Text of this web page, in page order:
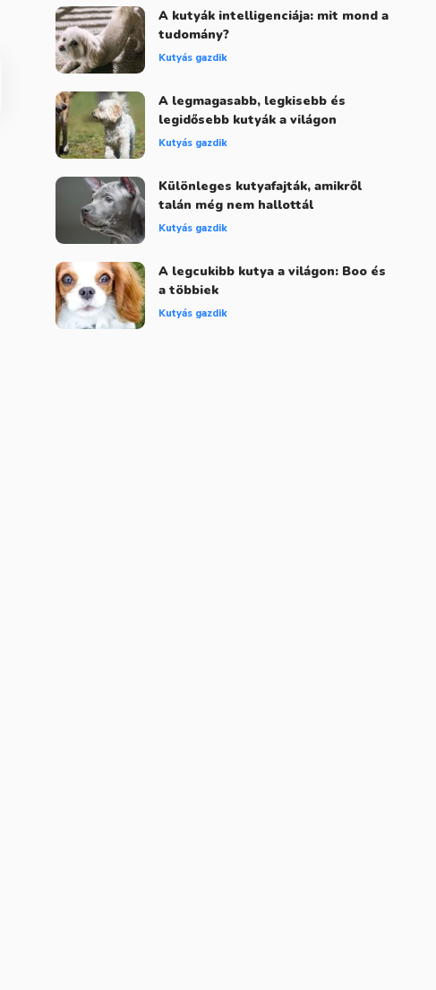
A kutyák intelligenciája: mit mond a
tudomány?
Kutyás gazdik
A legmagasabb, legkisebb és
legidősebb kutyák a világon
Kutyás gazdik
Különleges kutyafajták, amikről
talán még nem hallottál
Kutyás gazdik
A legcukibb kutya a világon: Boo és
a többiek
Kutyás gazdik